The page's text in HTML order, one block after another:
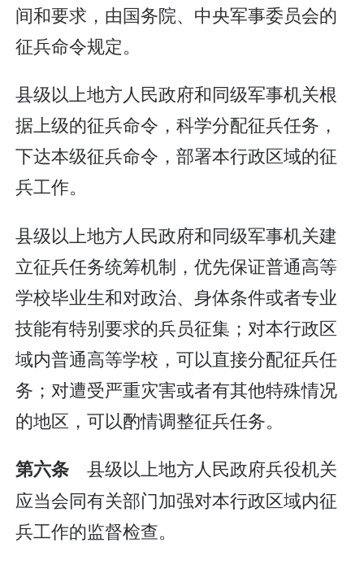
间和要求，由国务院、中央军事委员会的
征兵命令规定。
县级以上地方人民政府和同级军事机关根
据上级的征兵命令，科学分配征兵任务，
下达本级征兵命令，部署本行政区域的征
兵工作。
县级以上地方人民政府和同级军事机关建
立征兵任务统筹机制，优先保证普通高等
学校毕业生和对政治、身体条件或者专业
技能有特别要求的兵员征集；对本行政区
域内普通高等学校，可以直接分配征兵任
务；对遭受严重灾害或者有其他特殊情况
的地区，可以酌情调整征兵任务。
第六条 县级以上地方人民政府兵役机关
应当会同有关部门加强对本行政区域内征
兵工作的监督检查。